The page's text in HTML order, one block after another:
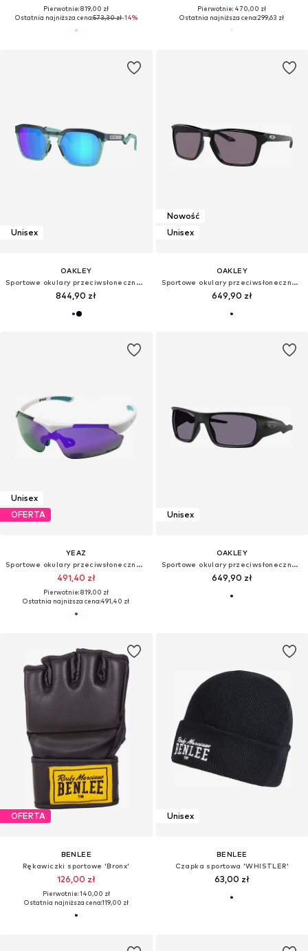
Pierwotnie: 819,00 zł
Ostatnia najniższa cena:573,30 zł-14%
Pierwotnie: 470,00 zł
Ostatnia najniższa cena:299,63 zł
Unisex
OAKLEY
Sportowe okulary przeciwsłoneczne 'HSTN'
844,90 zł
Nowość
Unisex
OAKLEY
Sportowe okulary przeciwsłoneczne 'SYLAS'
649,90 zł
Unisex
OFERTA
YEAZ
Sportowe okulary przeciwsłoneczne 'Sunup'
491,40 zł
Pierwotnie: 819,00 zł
Ostatnia najniższa cena:491,40 zł
Unisex
OAKLEY
Sportowe okulary przeciwsłoneczne 'MASSETER'
649,90 zł
OFERTA
BENLEE
Rękawiczki sportowe 'Bronx'
126,00 zł
Pierwotnie: 140,00 zł
Ostatnia najniższa cena:119,00 zł
Unisex
BENLEE
Czapka sportowa 'WHISTLER'
63,00 zł